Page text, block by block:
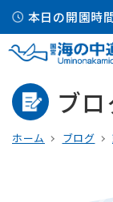
本日の開園時
ブ
ホーム ブログ